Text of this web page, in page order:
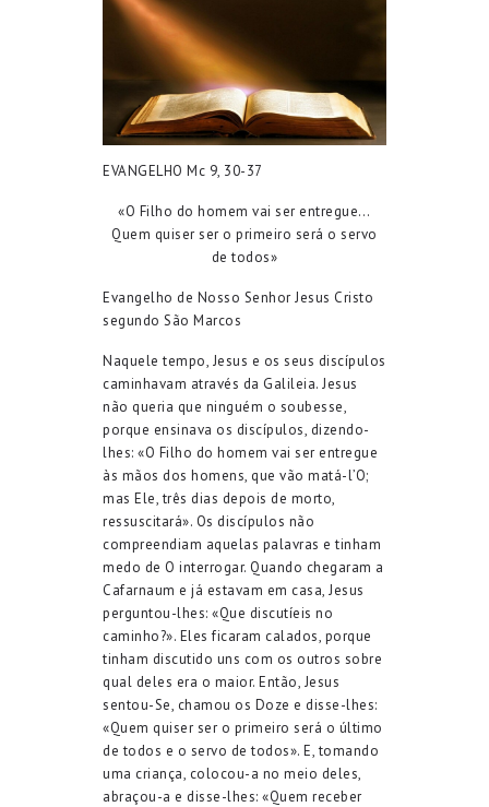
EVANGELHO Mc 9, 30-37
«O Filho do homem vai ser entregue…
Quem quiser ser o primeiro será o servo
de todos»
Evangelho de Nosso Senhor Jesus Cristo
segundo São Marcos
Naquele tempo, Jesus e os seus discípulos
caminhavam através da Galileia. Jesus
não queria que ninguém o soubesse,
porque ensinava os discípulos, dizendo-
lhes: «O Filho do homem vai ser entregue
às mãos dos homens, que vão matá-l’O;
mas Ele, três dias depois de morto,
ressuscitará». Os discípulos não
compreendiam aquelas palavras e tinham
medo de O interrogar. Quando chegaram a
Cafarnaum e já estavam em casa, Jesus
perguntou-lhes: «Que discutíeis no
caminho?». Eles ficaram calados, porque
tinham discutido uns com os outros sobre
qual deles era o maior. Então, Jesus
sentou-Se, chamou os Doze e disse-lhes:
«Quem quiser ser o primeiro será o último
de todos e o servo de todos». E, tomando
uma criança, colocou-a no meio deles,
abraçou-a e disse-lhes: «Quem receber